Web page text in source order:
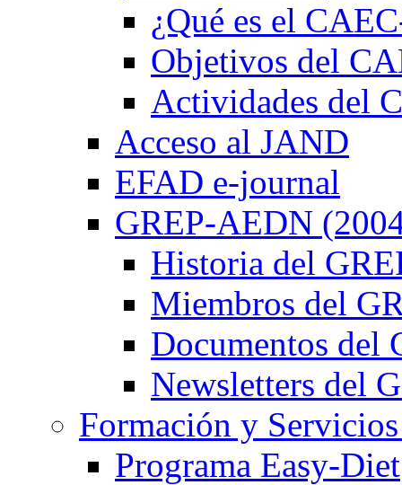
¿Qué es el
Objetivos del
Actividades del
Acceso al JAND
EFAD e-journal
GREP-AEDN
Historia del
Miembros del
Documentos del
Newsletters del
Formación y
Programa Easy-Diet